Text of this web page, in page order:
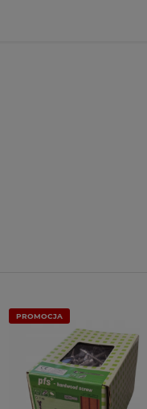
PROMOCJA